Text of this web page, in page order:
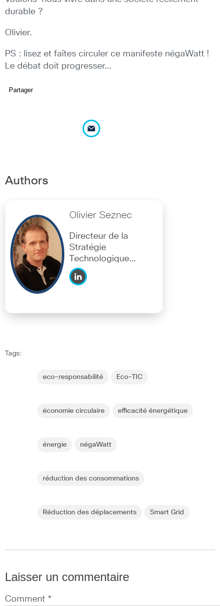
durable ?
Olivier.
PS : lisez et faîtes circuler ce manifeste négaWatt !
Le débat doit progresser…
Partager
Authors
Olivier Seznec
Directeur de la
Stratégie
Technologique
Cisco France
Tags:
eco-responsabilité Eco-TIC
économie circulaire efficacité énergétique
énergie négaWatt
réduction des consommations
Réduction des déplacements Smart Grid
Laisser un commentaire
Comment *